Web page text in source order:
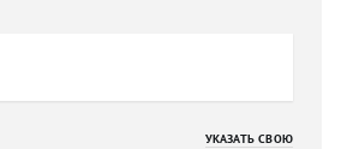
УКАЗАТЬ СВОЮ